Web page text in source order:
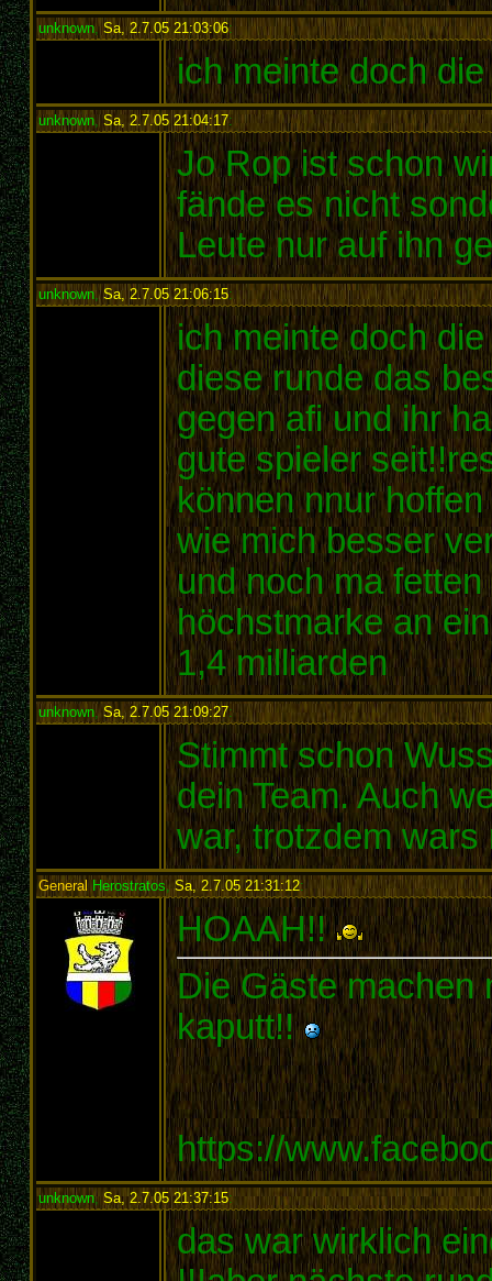
unknown, Sa, 2.7.05 21:03:06:
ich meinte doch
unknown, Sa, 2.7.05 21:04:17:
Jo Rop ist schon
fände es nicht
Leute nur auf ihn
unknown,Sa, 2.7.05 21:06:15:
ich meinte doch
diese runde das
gegen afi und ihr
gute spieler
können nnur
wie mich besser
und noch ma
höchstmarke an
1,4 milliarden
unknown, Sa, 2.7.05 21:09:27:
Stimmt schon
dein Team. Auch
war, trotzdem wars
General Herostratos,Sa, 2.7.05 21:31:12:
HOAAH!!
Die Gäste machen
kaputt!!
https://
unknown, Sa, 2.7.05 21:37:15:
das war wirklich